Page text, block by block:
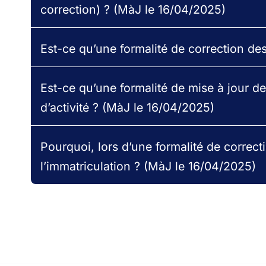
correction) ? (MàJ le 16/04/2025)
Donne par les présentes pouvoir au Cabinet
jour des données du Registre National des
Attention !
Est-ce qu’une formalité de correction
Réponse mise à jour le 04/10/2024.
Est-ce qu’une formalité de mise à jour
d’activité ? (MàJ le 16/04/2025)
Pourquoi, lors d’une formalité de
l’immatriculation ? (MàJ le 16/04/2025)